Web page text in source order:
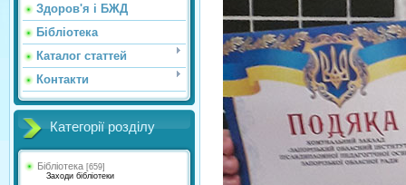
Здоров'я і БЖД
Бібліотека
Каталог статтей
Контакти
Категорії розділу
Бібліотека [659]
Заходи бібліотеки